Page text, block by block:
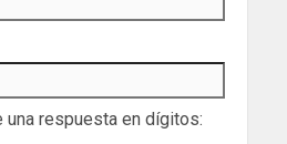
una respuesta en dígitos: